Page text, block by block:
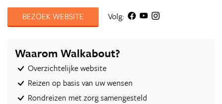
BEZOEK WEBSITE
Volg:
Waarom Walkabout?
Overzichtelijke website
Reizen op basis van uw wensen
Rondreizen met zorg samengesteld